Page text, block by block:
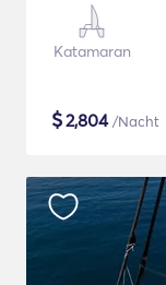
Katamaran
$2,804/Nacht